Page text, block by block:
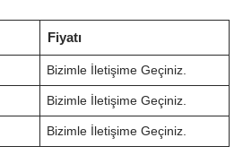
Fiyatı
Bizimle İletişime Geçiniz.
Bizimle İletişime Geçiniz.
Bizimle İletişime Geçiniz.